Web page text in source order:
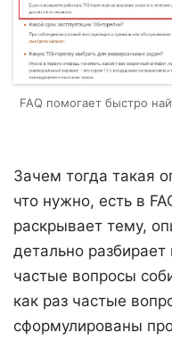
FAQ помогает быстро
Зачем тогда такая
что нужно, есть в
раскрывает тему,
детально
частые вопросы
как раз частые
сформулированы